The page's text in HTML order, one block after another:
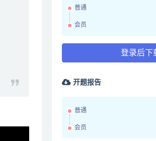
普通
会员
登录后下
开题报告
普通
会员